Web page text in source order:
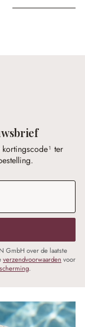
ter
GmbH over de laatste
verzendvoorwaarden voor
.